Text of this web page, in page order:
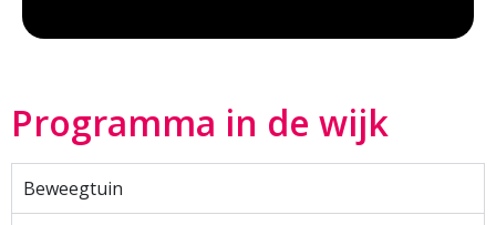
Programma in de wijk
Beweegtuin